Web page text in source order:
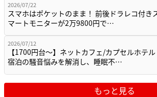
2026/07/22
スマホはポケットのまま！ 前後ドラレコ付き
マートモニターが2万9800円で…
2026/07/12
【1700円台～】ネットカフェ/カプセルホテル
宿泊の騒音悩みを解消し、睡眠不…
もっと見る